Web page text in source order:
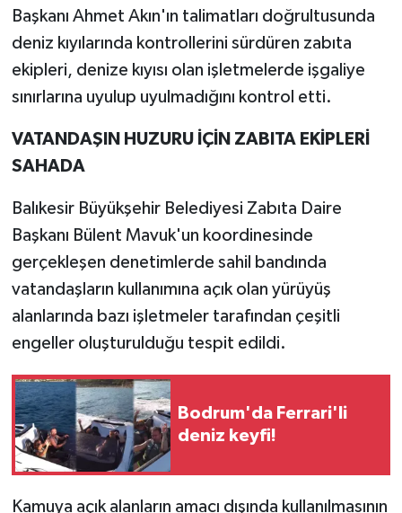
Başkanı Ahmet Akın'ın talimatları doğrultusunda
deniz kıyılarında kontrollerini sürdüren zabıta
ekipleri, denize kıyısı olan işletmelerde işgaliye
sınırlarına uyulup uyulmadığını kontrol etti.
VATANDAŞIN HUZURU İÇİN ZABITA EKİPLERİ
SAHADA
Balıkesir Büyükşehir Belediyesi Zabıta Daire
Başkanı Bülent Mavuk'un koordinesinde
gerçekleşen denetimlerde sahil bandında
vatandaşların kullanımına açık olan yürüyüş
alanlarında bazı işletmeler tarafından çeşitli
engeller oluşturulduğu tespit edildi.
Bodrum'da Ferrari'li
deniz keyfi!
Kamuya açık alanların amacı dışında kullanılmasının